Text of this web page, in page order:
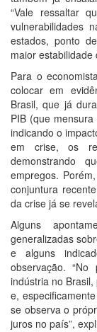
“Vale ressaltar
vulnerabilidades
estados, ponto
maior estabilidade
Para o
colocar em
Brasil, que já
PIB (que
indicando o
em crise, os
demonstrando
empregos.
conjuntura
da crise já se
Alguns
generalizadas
e alguns
observação.
indústria no
e,
se observa o
juros no país”,